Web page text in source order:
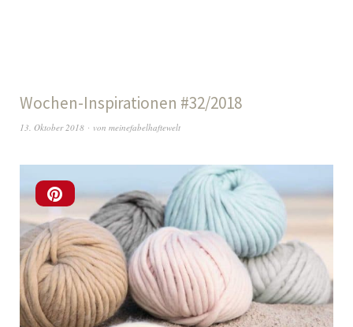
Wochen-Inspirationen #32/2018
13. Oktober 2018 von meinefabelhaftewelt